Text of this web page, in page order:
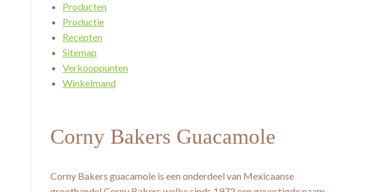
Producten
Productie
Recepten
Sitemap
Verkooppunten
Winkelmand
Corny Bakers Guacamole
Corny Bakers guacamole is een onderdeel van Mexicaanse